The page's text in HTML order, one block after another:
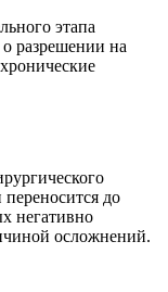
этапа
о разрешении на
переносится до
негативно
осложнений.